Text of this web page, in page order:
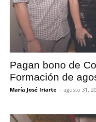
Pagan bono de
Formación de
María José Iriarte - agosto 31,